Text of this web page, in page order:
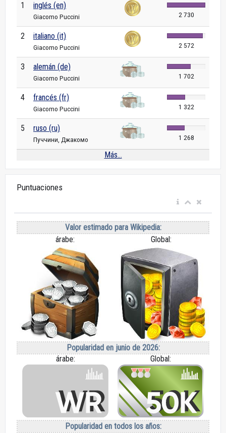
1 inglés (en)
Giacomo Puccini 2 730
2 italiano (it)
Giacomo Puccini 2 572
3 alemán (de)
Giacomo Puccini 1 702
4 francés (fr)
Giacomo Puccini 1 322
5 ruso (ru)
Пуччини, Джакомо 1 268
Más...
Puntuaciones
Valor estimado para Wikipedia:
árabe:
Global:
Popularidad en junio de 2026:
árabe:
Global:
Popularidad en todos los años: